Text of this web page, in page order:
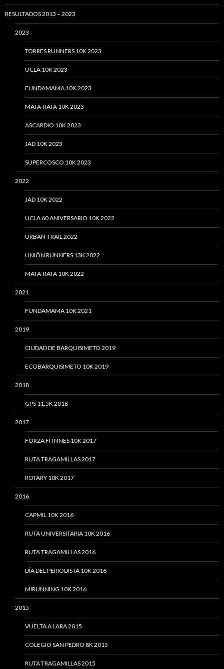
RESULTADOS 2013 – 2023
2023
TORRES RUNNERS 10K 2023
UCLA 10K 2023
FUNDAMAMA 10K 2023
MATA-RATA 10K 2023
ASCARDIO 10K 2023
JAD 10K 2023
SUPERCOSCO 10K 2023
2022
JAD 10K 2022
UCLA 60 ANIVERSARIO 10K 2022
URBAN-TRAIL 2022
UNIÓN RUNNERS 13K 2022
MATA-RATA 10K 2022
2021
FUNDAMAMA 10K 2021
2019
CIUDAD DE BARQUISIMETO 2019
ECOBARQUISIMETO 10K 2019
2018
GPS 11.5K 2018
2017
FORZA FITNNES 10K 2017
RUTA TRAGAMILLAS 2017
ROTARY 10K 2017
2016
CAPMIL 10K 2016
RUTA UNIVERSITARIA 10K 2016
RUTA TRAGAMILLAS 2016
DÍA DEL PERIODISTA 10K 2016
MIRUNNING 10K 2016
2015
VUELTA A LARA 2015
COLEGIO SAN PEDRO 8K 2015
RUTA TRAGAMILLAS 2015